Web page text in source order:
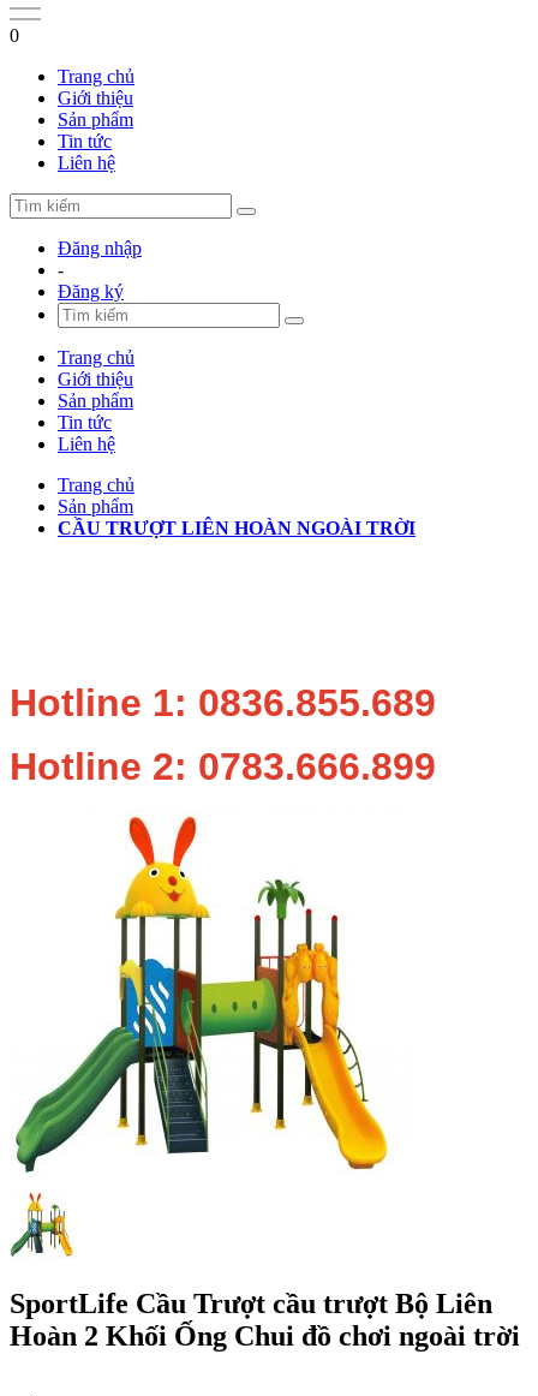
0
Trang chủ
Giới thiệu
Sản phẩm
Tin tức
Liên hệ
Đăng nhập
-
Đăng ký
Trang chủ
Giới thiệu
Sản phẩm
Tin tức
Liên hệ
Trang chủ
Sản phẩm
CẦU TRƯỢT LIÊN HOÀN NGOÀI TRỜI
Hotline 1: 0836.855.689
Hotline 2: 0783.666.899
SportLife Cầu Trượt cầu trượt Bộ Liên
Hoàn 2 Khối Ống Chui đồ chơi ngoài trời